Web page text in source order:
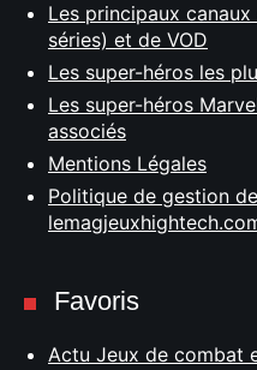
Les principaux
séries) et de VOD
Les super-héros les
Les super-héros
associés
Mentions Légales
Politique de gestion
Favoris
Actu Jeux de combat